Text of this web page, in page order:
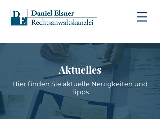
Aktuelles
Hier finden Sie aktuelle Neuigkeiten und
Tipps